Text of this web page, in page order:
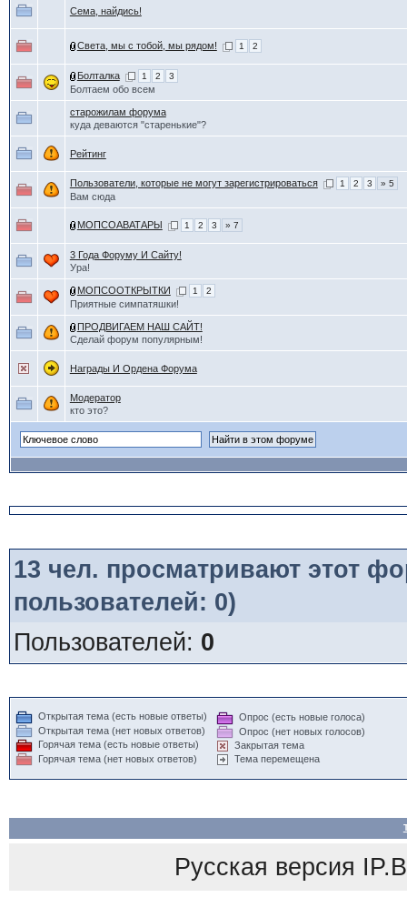
Сема, найдись!
Света, мы с тобой, мы рядом! 1 2
Болталка 1 2 3
Болтаем обо всем
старожилам форума
куда деваются "старенькие"?
Рейтинг
Пользователи, которые не могут зарегистрироваться 1 2 3 » 5
Вам сюда
МОПСОАВАТАРЫ 1 2 3 » 7
3 Года Форуму И Сайту!
Ура!
МОПСООТКРЫТКИ 1 2
Приятные симпатяшки!
ПРОДВИГАЕМ НАШ САЙТ!
Сделай форум популярным!
Награды И Ордена Форума
Модератор
кто это?
13 чел. просматривают этот
пользователей: 0)
Пользователей: 0
Открытая тема (есть новые ответы)
Открытая тема (нет новых ответов)
Горячая тема (есть новые ответы)
Горячая тема (нет новых ответов)
Опрос (есть новые голоса)
Опрос (нет новых голосов)
Закрытая тема
Тема перемещена
Русская версия